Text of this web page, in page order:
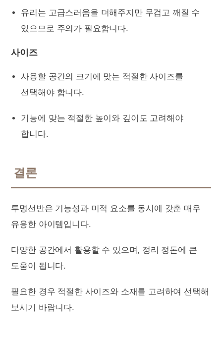
유리는 고급스러움을 더해주지만 무겁고 깨질 수
있으므로 주의가 필요합니다.
사이즈
사용할 공간의 크기에 맞는 적절한 사이즈를
선택해야 합니다.
기능에 맞는 적절한 높이와 깊이도 고려해야
합니다.
결론
투명선반은 기능성과 미적 요소를 동시에 갖춘 매우
유용한 아이템입니다.
다양한 공간에서 활용할 수 있으며, 정리 정돈에 큰
도움이 됩니다.
필요한 경우 적절한 사이즈와 소재를 고려하여 선택해
보시기 바랍니다.